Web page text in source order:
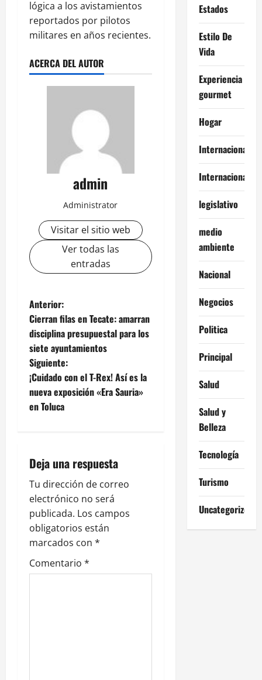
lógica a los avistamientos
reportados por pilotos
militares en años recientes.
ACERCA DEL AUTOR
admin
Administrator
Visitar el sitio web
Ver todas las
entradas
N
a
v
e
g
c
i
ó
n
d
e
Anterior:
Cierran filas en Tecate: amarran
disciplina presupuestal para los
siete ayuntamientos
Siguiente:
¡Cuidado con el T-Rex! Así es la
nueva exposición «Era Sauria»
en Toluca
Deja una respuesta
Tu dirección de correo
electrónico no será
publicada. Los campos
obligatorios están
marcados con *
Comentario *
Estados
Estilo De
Vida
Experiencia
gourmet
Hogar
Internacional
Internacionales
legislativo
medio
ambiente
Nacional
Negocios
Politica
Principal
Salud
Salud y
Belleza
Tecnología
Turismo
Uncategorized